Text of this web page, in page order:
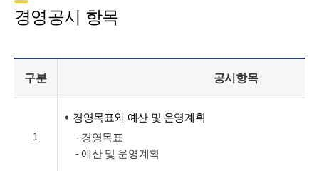
경영공시 항목
구분 공시항목
1
경영목표와 예산 및 운영계획
- 경영목표
- 예산 및 운영계획